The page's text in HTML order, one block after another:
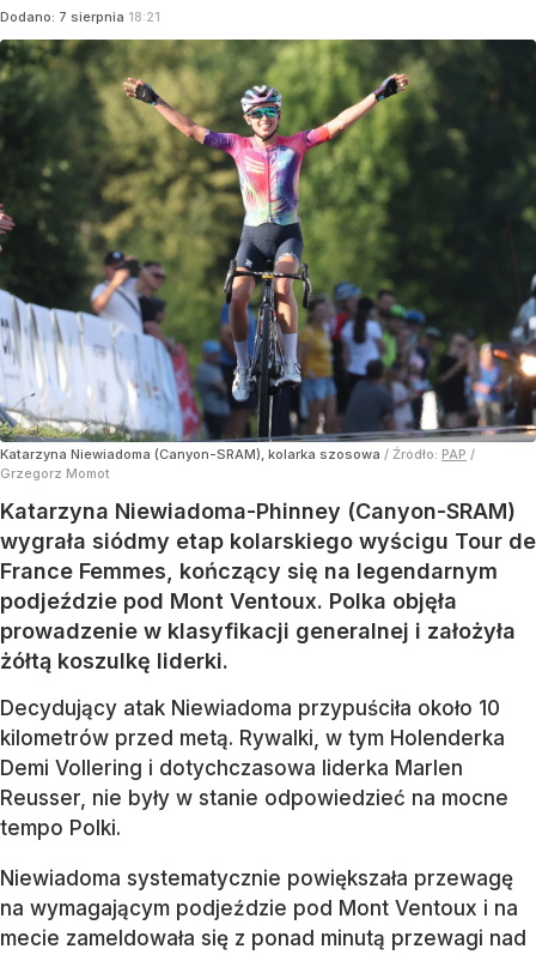
Dodano: 7 sierpnia 18:21
Katarzyna Niewiadoma (Canyon-SRAM), kolarka szosowa / Źródło: PAP /
Grzegorz Momot
Katarzyna Niewiadoma-Phinney (Canyon-SRAM)
wygrała siódmy etap kolarskiego wyścigu Tour de
France Femmes, kończący się na legendarnym
podjeździe pod Mont Ventoux. Polka objęła
prowadzenie w klasyfikacji generalnej i założyła
żółtą koszulkę liderki.
Decydujący atak Niewiadoma przypuściła około 10
kilometrów przed metą. Rywalki, w tym Holenderka
Demi Vollering i dotychczasowa liderka Marlen
Reusser, nie były w stanie odpowiedzieć na mocne
tempo Polki.
Niewiadoma systematycznie powiększała przewagę
na wymagającym podjeździe pod Mont Ventoux i na
mecie zameldowała się z ponad minutą przewagi nad